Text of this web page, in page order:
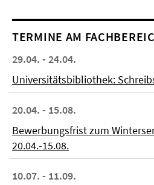
TERMINE AM
29.04. - 24.04.
Universitätsbibliothek:
20.04. - 15.08.
Bewerbungsfrist zum
20.04.-15.08.
10.07. - 11.09.